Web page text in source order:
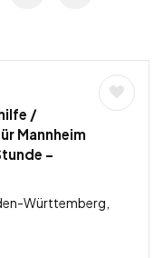
/
Mannheim
–
Württemberg,